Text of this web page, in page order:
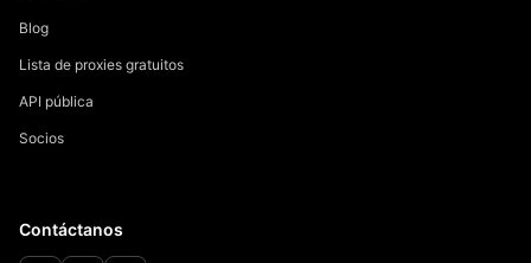
Blog
Lista de proxies gratuitos
API pública
Socios
Contáctanos